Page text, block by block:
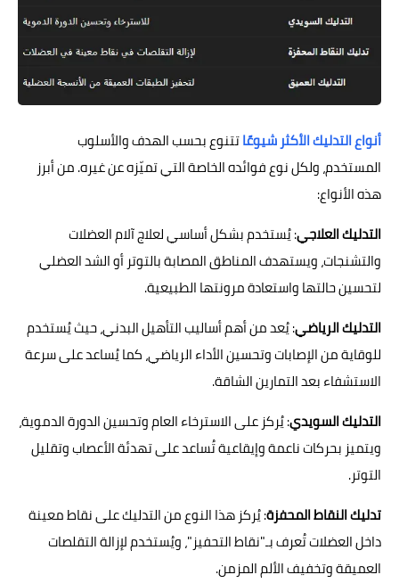
أنواع التدليك الأكثر شيوعًاتتنوع بحسب الهدف والأسلوب
المستخدم، ولكل نوع فوائده الخاصة التي تميّزه عن غيره. من أبرز
هذه الأنواع:
التدليك العلاجي: يُستخدم بشكل أساسي لعلاج آلام العضلات
والتشنجات، ويستهدف المناطق المصابة بالتوتر أو الشد العضلي
لتحسين حالتها واستعادة مرونتها الطبيعية.
التدليك الرياضي: يُعد من أهم أساليب التأهيل البدني، حيث يُستخدم
للوقاية من الإصابات وتحسين الأداء الرياضي، كما يُساعد على سرعة
الاستشفاء بعد التمارين الشاقة.
التدليك السويدي: يُركز على الاسترخاء العام وتحسين الدورة الدموية،
ويتميز بحركات ناعمة وإيقاعية تُساعد على تهدئة الأعصاب وتقليل
التوتر.
تدليك النقاط المحفزة: يُركز هذا النوع من التدليك على نقاط معينة
داخل العضلات تُعرف بـ"نقاط التحفيز"، ويُستخدم لإزالة التقلصات
العميقة وتخفيف الألم المزمن.